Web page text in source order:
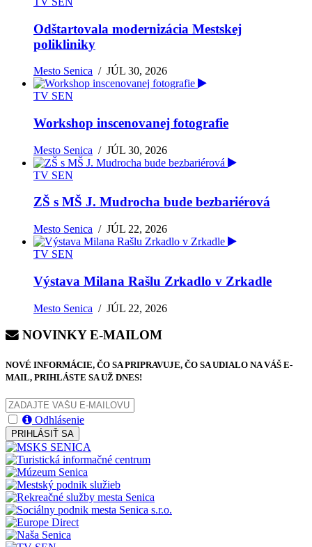
Odštartovala modernizácia Mestskej
polikliniky
Mesto Senica /JÚL 30, 2026
TV SEN
Workshop inscenovanej fotografie
Mesto Senica /JÚL 30, 2026
TV SEN
ZŠ s MŠ J. Mudrocha bude bezbariérová
Mesto Senica /JÚL 22, 2026
TV SEN
Výstava Milana Rašlu Zrkadlo v Zrkadle
Mesto Senica /JÚL 22, 2026
NOVINKY E-MAILOM
NOVÉ INFORMÁCIE, ČO SA PRIPRAVUJE, ČO SA UDIALO NA VÁŠ E-
MAIL, PRIHLÁSTE SA UŽ DNES!
Odhlásenie
PRIHLÁSIŤ SA